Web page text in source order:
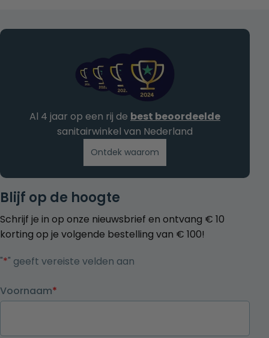
Blijf op de hoogte
Schrijf je in op onze nieuwsbrief en ontvang € 10
korting op je volgende bestelling van € 100!
"*" geeft vereiste velden aan
Voornaam*
Al 4 jaar op een rij de best beoordeelde
sanitairwinkel van Nederland
Ontdek waarom